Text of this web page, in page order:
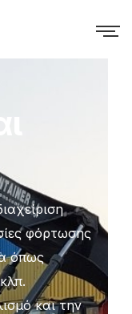
φόρτωσης
όπως
και την